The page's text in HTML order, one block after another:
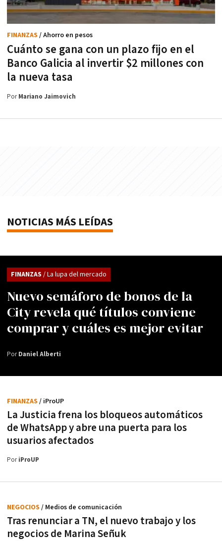
Cuánto se gana con un plazo fijo en el
Banco Galicia al invertir $2 millones con
la nueva tasa
FINANZAS / Ahorro en pesos
PorMariano Jaimovich
NOTICIAS MÁS LEÍDAS
Nuevo semáforo de bonos de la
City revela qué títulos conviene
comprar y cuáles es mejor evitar
FINANZAS / La lupa del mercado
PorDaniel Alberti
La Justicia frena los bloqueos automáticos
de WhatsApp y abre una puerta para los
usuarios afectados
FINANZAS / iProUP
PoriProUP
Tras renunciar a TN, el nuevo trabajo y los
negocios de Marina Señuk
NEGOCIOS / Medios de comunicación